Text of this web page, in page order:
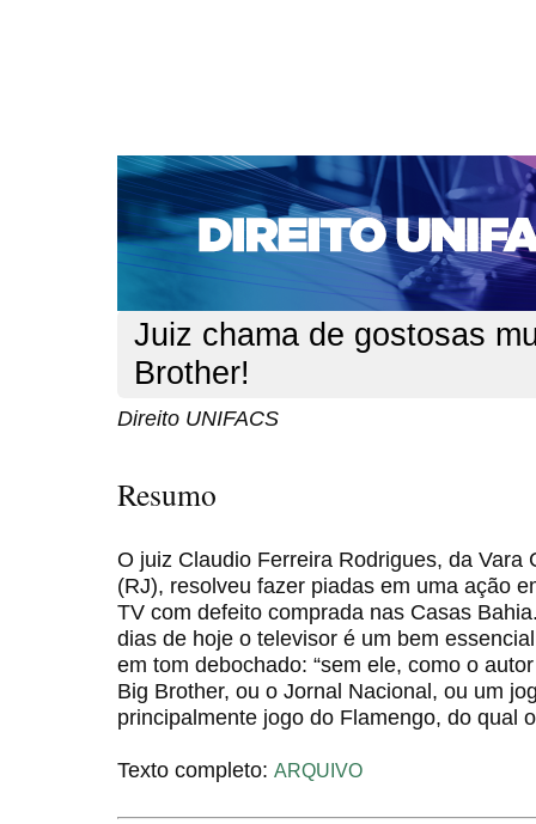
CAPA SOBRE ACESSO CADASTRO
NOTÍCIAS
EDIÇÕES DE Nº 1 A 100 WEBMAIL
Capa>n. 105 (2009) > UNIFACS
Juiz chama de gostosas
Brother!
Direito UNIFACS
Resumo
O juiz Claudio Ferreira Rodrigues, da
(RJ), resolveu fazer piadas em uma ação
TV com defeito comprada nas Casas
dias de hoje o televisor é um bem
em tom debochado: “sem ele, como o
Big Brother, ou o Jornal Nacional, ou um
principalmente jogo do Flamengo, do qual
Texto completo: ARQUIVO